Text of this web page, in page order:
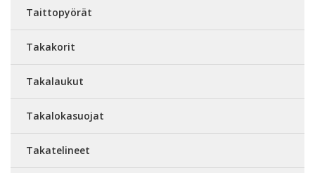
Taittopyörät
Takakorit
Takalaukut
Takalokasuojat
Takatelineet